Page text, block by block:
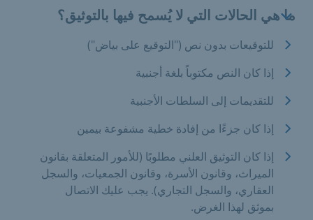
ما هي الحالات التي لا يُسمح فيها بالتوثيق؟
للتوقيعات بدون نص ("التوقيع على بياض")
إذا كان النص مكتوباً بلغة أجنبية
للتقديمات إلى السلطات الأجنبية
إذا كان جزءًا من إفادة خطية مشفوعة بيمين
إذا كان التوثيق العلني مطلوبًا (للأمور المتعلقة بقانون
الميراث، وقانون الأسرة، وقانون الجمعيات، والسجل
العقاري، والسجل التجاري). يجب عليك الاتصال
بموثق لهذا الغرض.